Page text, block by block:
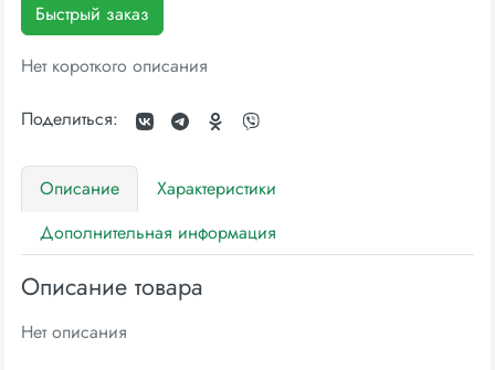
Быстрый заказ
Нет короткого описания
Поделиться:
Описание
Характеристики
Дополнительная информация
Описание товара
Нет описания